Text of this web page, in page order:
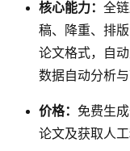
核心能力： 全
稿、降重、排
论文格式，自
数据自动分析与
价格： 免费生
论文及获取人